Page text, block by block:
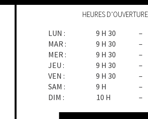
HEURES D’OUVERTURE
LUN : 9 H 30 –
MAR :
9 H 30 –
MER :
9 H 30 –
JEU :
9 H 30 –
VEN :
9 H 30 –
SAM :
9 H –
DIM :
10 H –